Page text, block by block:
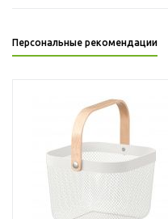
Персональные рекомендации